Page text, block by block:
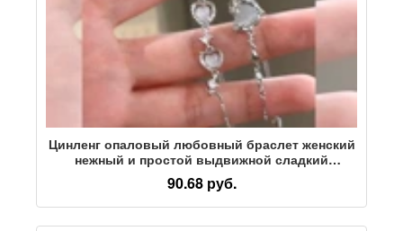
Цинленг опаловый любовный браслет женский
нежный и простой выдвижной сладкий
прохладный стиль браслет для подруги
индивидуальность темперамент аксессуары
90.68 руб.